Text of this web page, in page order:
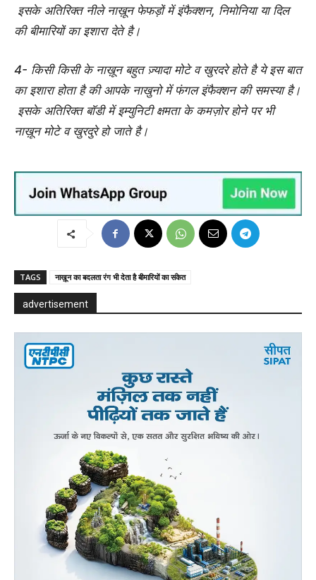
इसके अतिरिक्त नीले नाख़ून फेफड़ों में इंफैक्शन, निमोनिया या दिल
की बीमारियों का इशारा देते है।
4- किसी किसी के नाख़ून बहुत ज़्यादा मोटे व खुरदरे होते है ये इस बात
का इशारा होता है की आपके नाखुनो में फंगल इंफैक्शन की समस्या है।
इसके अतिरिक्त बॉडी में इम्युनिटी क्षमता के कमज़ोर होने पर भी
नाख़ून मोटे व खुरदुरे हो जाते है।
TAGS नाख़ून का बदलता रंग भी देता है बीमारियों का संकेत
advertisement